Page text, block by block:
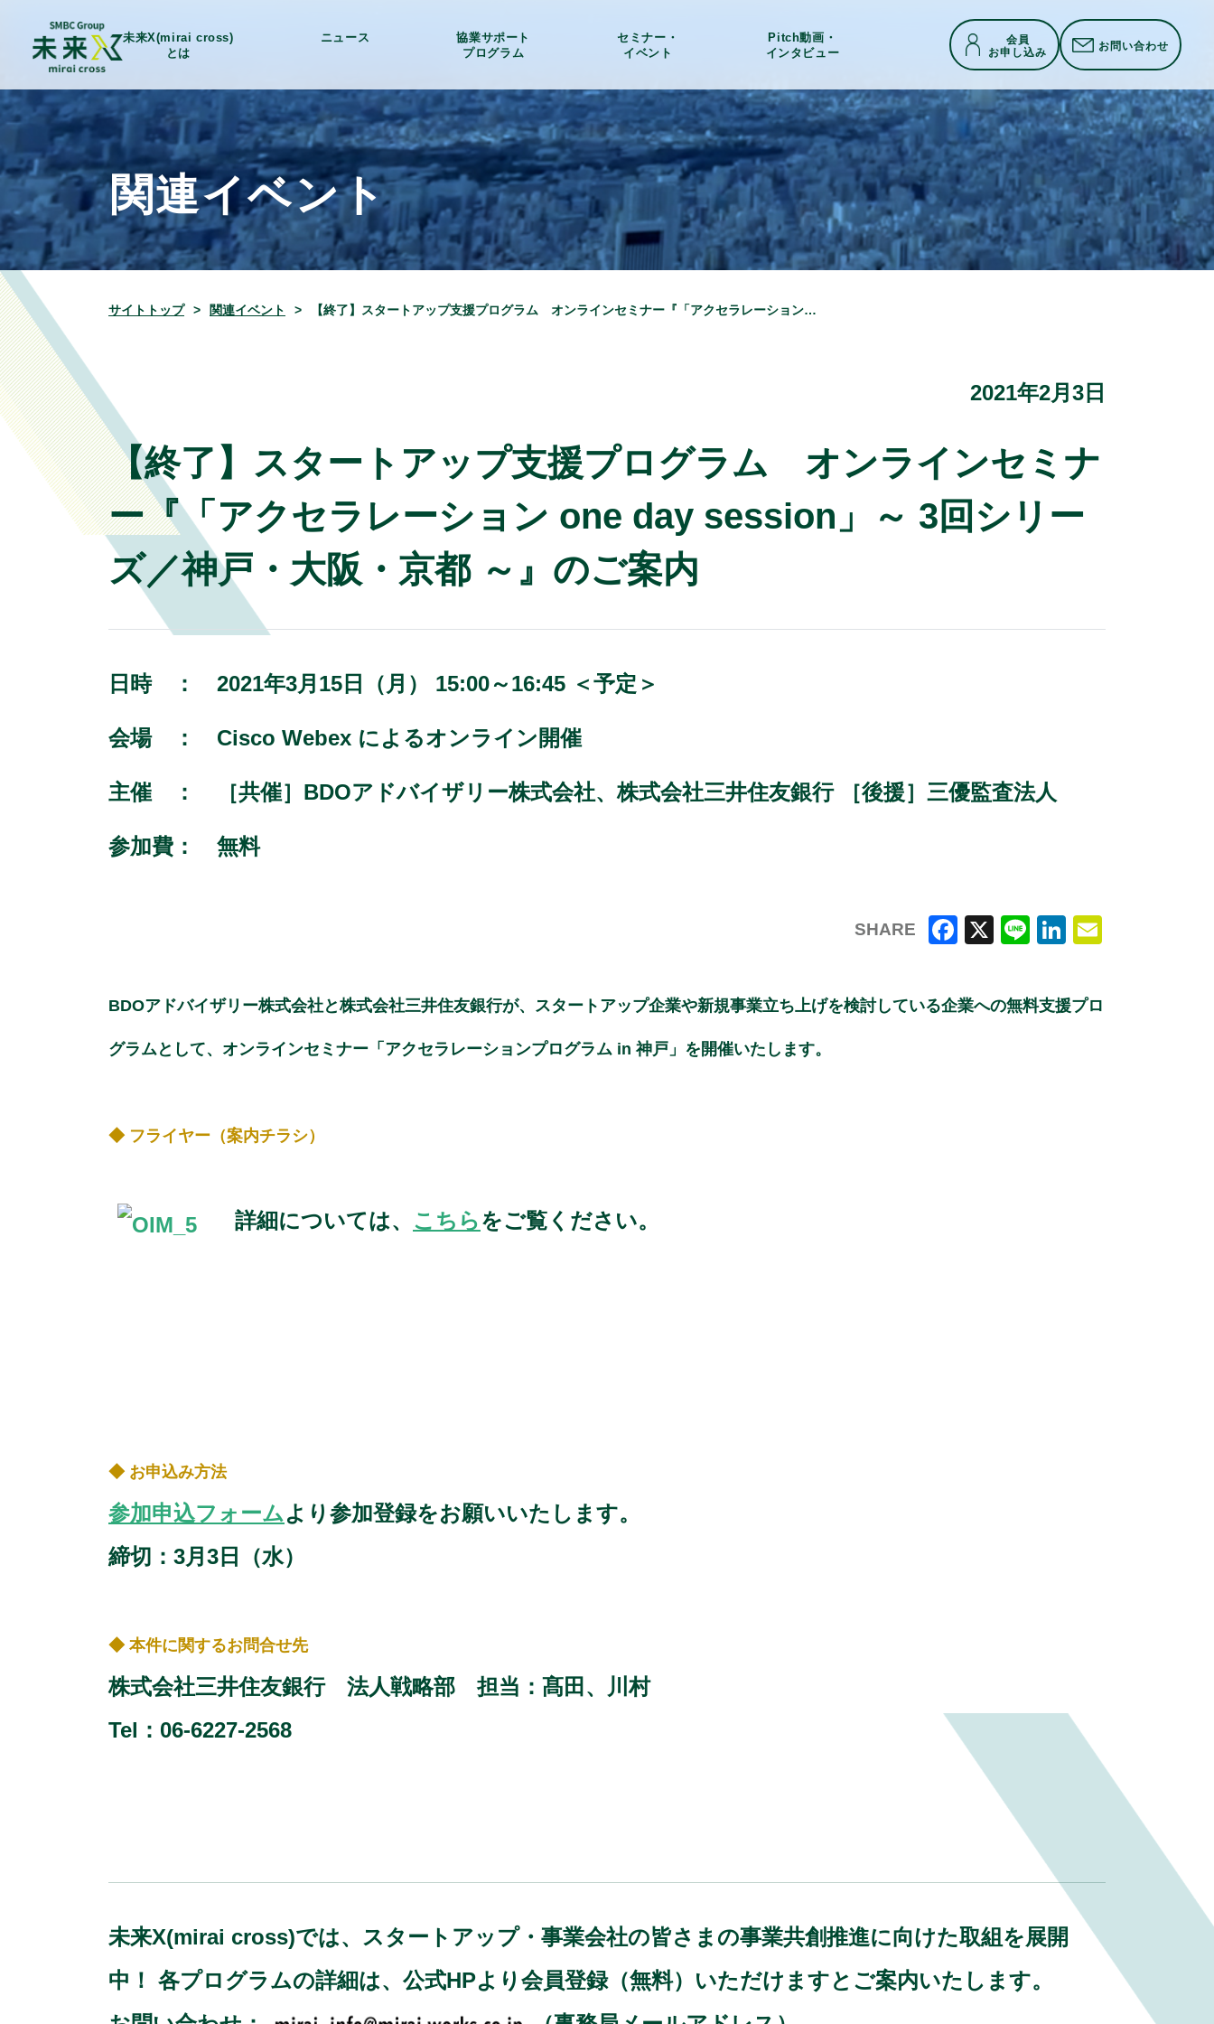
未来X(mirai cross)
とは
ニュース
協業サポート
プログラム
セミナー・
イベント
Pitch動画・
インタビュー
会員
お申し込み お問い合わせ
関連イベント
サイトトップ 関連イベント 【終了】スタートアップ支援プログラム オンラインセミナー『「アクセラレーション one day session」～ 3回シリーズ／神戸・大阪・京都 ～』のご案内
2021年2月3日
【終了】スタートアップ支援プログラム オンラインセミナ
ー『「アクセラレーション one day session」～ 3回シリー
ズ／神戸・大阪・京都 ～』のご案内
日時 ： 2021年3月15日（月） 15:00～16:45 ＜予定＞
会場 ： Cisco Webex によるオンライン開催
主催 ： ［共催］BDOアドバイザリー株式会社、株式会社三井住友銀行 ［後援］三優監査法人
参加費： 無料
SHARE
c
e
k ai
BDOアドバイザリー株式会社と株式会社三井住友銀行が、スタートアップ企業や新規事業立ち上げを検討している企業への無料支援プロ
グラムとして、オンラインセミナー「アクセラレーションプログラム in 神戸」を開催いたします。
◆ フライヤー（案内チラシ）
詳細については、 こちらをご覧ください。
◆ お申込み方法
参加申込フォームより参加登録をお願いいたします。
締切：3月3日（水）
◆ 本件に関するお問合せ先
株式会社三井住友銀行 法人戦略部 担当：髙田、川村
Tel：06-6227-2568
未来X(mirai cross)では、スタートアップ・事業会社の皆さまの事業共創推進に向けた取組を展開
中！ 各プログラムの詳細は、公式HPより会員登録（無料）いただけますとご案内いたします。